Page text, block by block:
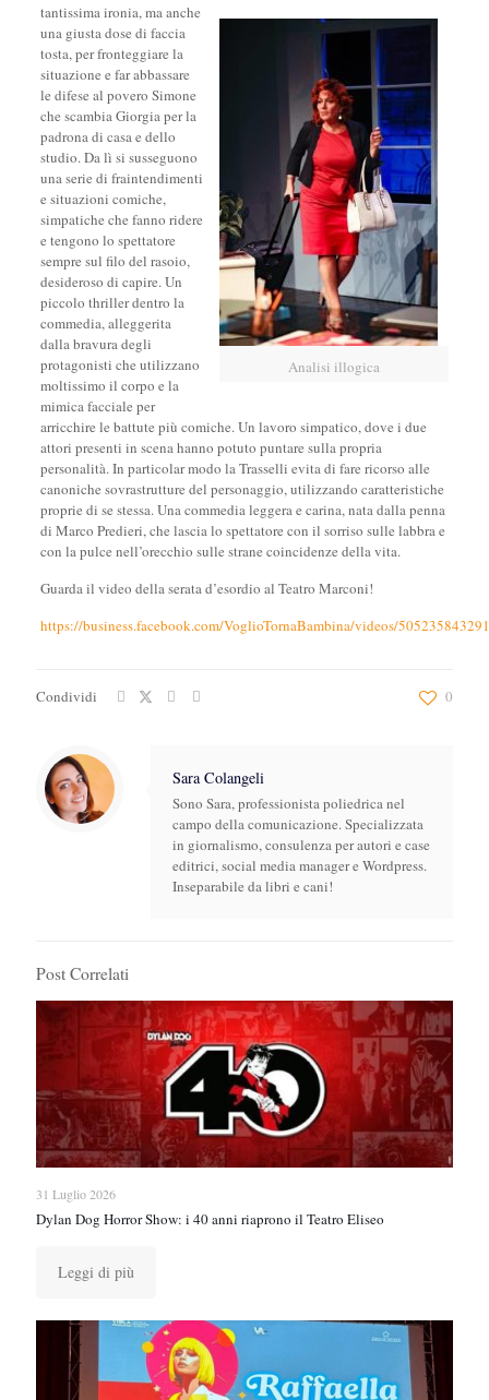
Analisi illogica
tantissima ironia, ma anche
una giusta dose di faccia
tosta, per fronteggiare la
situazione e far abbassare
le difese al povero Simone
che scambia Giorgia per la
padrona di casa e dello
studio. Da lì si susseguono
una serie di fraintendimenti
e situazioni comiche,
simpatiche che fanno ridere
e tengono lo spettatore
sempre sul filo del rasoio,
desideroso di capire. Un
piccolo thriller dentro la
commedia, alleggerita
dalla bravura degli
protagonisti che utilizzano
moltissimo il corpo e la
mimica facciale per
arricchire le battute più comiche. Un lavoro simpatico, dove i due
attori presenti in scena hanno potuto puntare sulla propria
personalità. In particolar modo la Trasselli evita di fare ricorso alle
canoniche sovrastrutture del personaggio, utilizzando caratteristiche
proprie di se stessa. Una commedia leggera e carina, nata dalla penna
di Marco Predieri, che lascia lo spettatore con il sorriso sulle labbra e
con la pulce nell’orecchio sulle strane coincidenze della vita.
Guarda il video della serata d’esordio al Teatro Marconi!
https://business.facebook.com/VoglioTornaBambina/videos/
Condividi 0
Sara Colangeli
Sono Sara, professionista poliedrica nel
campo della comunicazione. Specializzata
in giornalismo, consulenza per autori e case
editrici, social media manager e Wordpress.
Inseparabile da libri e cani!
Post Correlati
31 Luglio 2026
Dylan Dog Horror Show: i 40 anni riaprono il Teatro Eliseo
Leggi di più